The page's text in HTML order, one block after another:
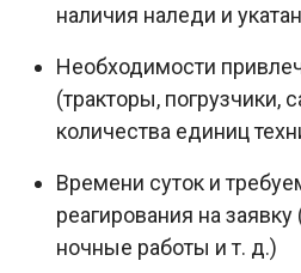
наличия наледи и
Необходимости
(тракторы, погрузчики,
количества единиц
Времени суток и
реагирования на
ночные работы и т. д.)